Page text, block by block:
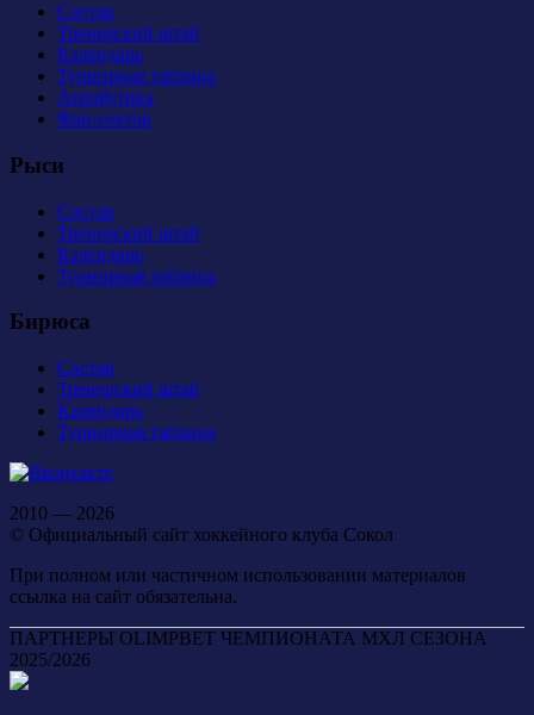
Состав
Тренерский штаб
Календарь
Турнирная таблица
Атрибутика
Фан-сектор
Рыси
Состав
Тренерский штаб
Календарь
Турнирная таблица
Бирюса
Состав
Тренерский штаб
Календарь
Турнирная таблица
2010 — 2026
© Официальный сайт хоккейного клуба Сокол
При полном или частичном использовании материалов
ссылка на сайт обязательна.
ПАРТНЕРЫ OLIMPBET ЧЕМПИОНАТА МХЛ СЕЗОНА
2025/2026